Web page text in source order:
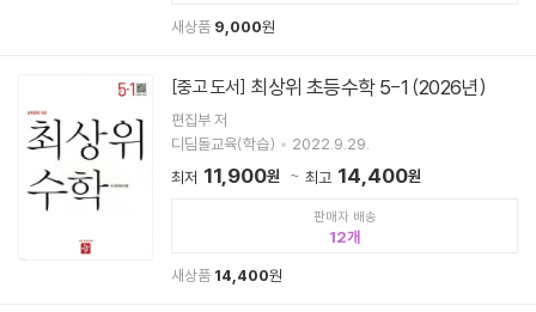
새상품 9,000원
[중고 도서] 최상위 초등수학 5-1 (2026년)
편집부 저
디딤돌교육(학습)
2022.9.29.
최저 11,900원 최고 14,400원
판매자 배송
12
새상품 14,400원